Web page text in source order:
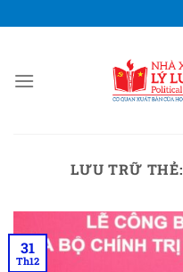
qua
dung
LƯU TRỮ THẺ:
31
Th12